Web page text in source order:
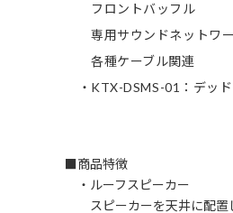
フロントバッフル
専用サウンドネットワ
各種ケーブル関連
・KTX-DSMS-01：デッド
■商品特徴
・ルーフスピーカー
スピーカーを天井に配置